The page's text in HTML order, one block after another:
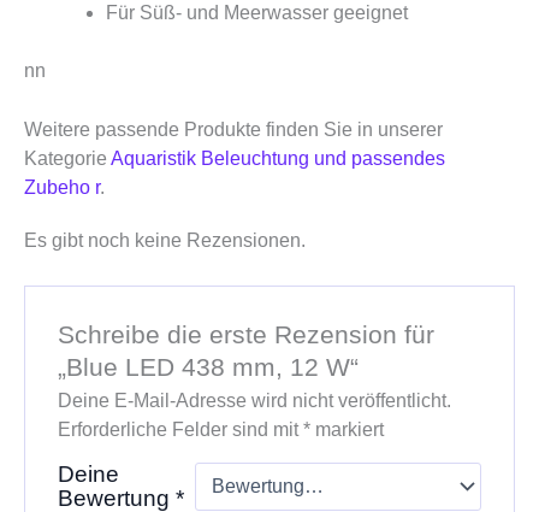
Für Süß- und Meerwasser geeignet
nn
Weitere passende Produkte finden Sie in unserer
Kategorie Aquaristik Beleuchtung und passendes
Zubeho r.
Es gibt noch keine Rezensionen.
Schreibe die erste Rezension für
„Blue LED 438 mm, 12 W“
Deine E-Mail-Adresse wird nicht veröffentlicht.
Erforderliche Felder sind mit*markiert
Deine
Bewertung *